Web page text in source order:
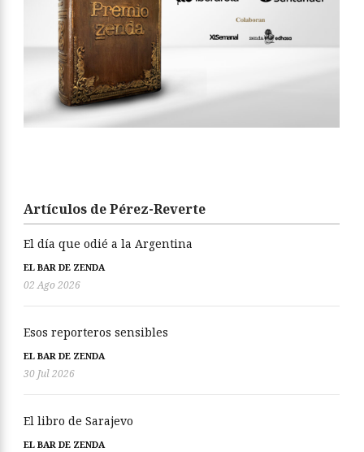
Artículos de Pérez-Reverte
El día que odié a la Argentina
EL BAR DE ZENDA
02 Ago 2026
Esos reporteros sensibles
EL BAR DE ZENDA
30 Jul 2026
El libro de Sarajevo
EL BAR DE ZENDA